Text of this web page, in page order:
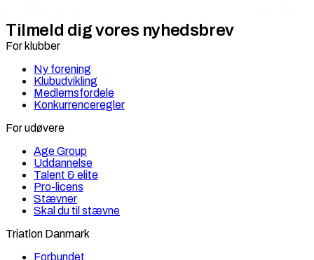
Tilmeld dig vores nyhedsbrev
For klubber
Ny forening
Klubudvikling
Medlemsfordele
Konkurrenceregler
For udøvere
Age Group
Uddannelse
Talent & elite
Pro-licens
Stævner
Skal du til stævne
Triatlon Danmark
Forbundet